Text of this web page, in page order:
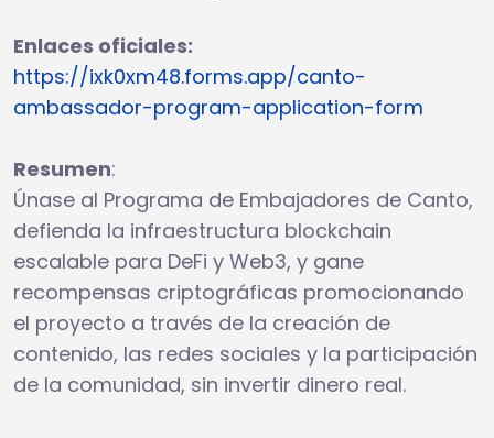
Enlaces oficiales:
https://ixk0xm48.forms.app/canto-
ambassador-program-application-form
Resumen:
Únase al Programa de Embajadores de Canto,
defienda la infraestructura blockchain
escalable para DeFi y Web3, y gane
recompensas criptográficas promocionando
el proyecto a través de la creación de
contenido, las redes sociales y la participación
de la comunidad, sin invertir dinero real.